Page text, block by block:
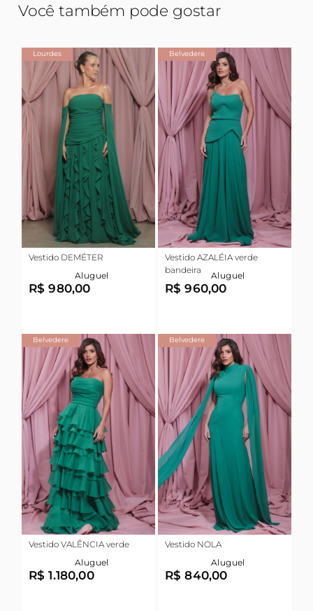
Você também pode gostar
Lourdes
Vestido DEMÉTER
Aluguel
R$ 980,00
Belvedere
Vestido AZALÉIA verde
bandeira
Aluguel
R$ 960,00
Belvedere
Vestido VALÊNCIA verde
Aluguel
R$ 1.180,00
Belvedere
Vestido NOLA
Aluguel
R$ 840,00